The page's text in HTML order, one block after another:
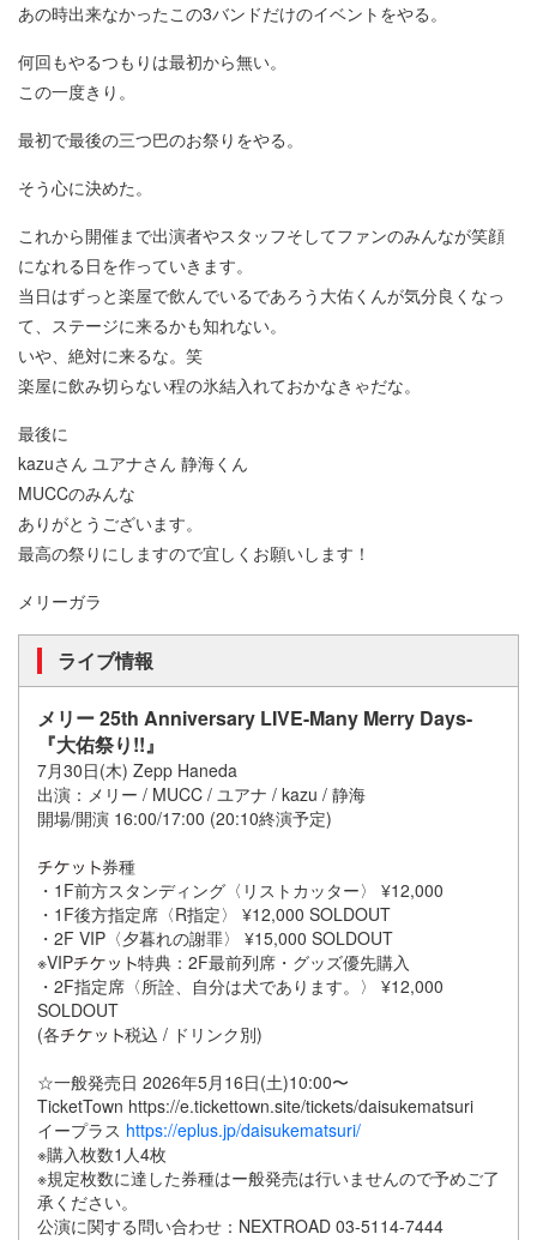
あの時出来なかったこの3バンドだけのイベントをやる。
何回もやるつもりは最初から無い。
この一度きり。
最初で最後の三つ巴のお祭りをやる。
そう心に決めた。
これから開催まで出演者やスタッフそしてファンのみんなが笑顔
になれる日を作っていきます。
当日はずっと楽屋で飲んでいるであろう大佑くんが気分良くなっ
て、ステージに来るかも知れない。
いや、絶対に来るな。笑
楽屋に飲み切らない程の氷結入れておかなきゃだな。
最後に
kazuさん ユアナさん 静海くん
MUCCのみんな
ありがとうございます。
最高の祭りにしますので宜しくお願いします！
メリーガラ
ライブ情報
メリー 25th Anniversary LIVE-Many Merry Days-
『大佑祭り!!』
7月30日(木) Zepp Haneda
出演：メリー / MUCC / ユアナ / kazu / 静海
開場/開演 16:00/17:00 (20:10終演予定)
券種
・1F前方スタンディング〈リストカッター〉 ¥12,000
・1F後方指定席〈R指定〉 ¥12,000 SOLDOUT
・2F VIP〈夕暮れの謝罪〉 ¥15,000 SOLDOUT
※VIP
特典：2F最前列席・グッズ優先購入
・2F指定席〈所詮、自分は犬であります。〉 ¥12,000
SOLDOUT
(各
税込 / ドリンク別)
☆一般発売日 2026年5月16日(土)10:00〜
TicketTown https://e.tickettown.site/tickets/daisukematsuri
イープラス https://eplus.jp/daisukematsuri/
※購入枚数1人4枚
※規定枚数に達した券種はー般発売は行いませんので予めご了
承ください。
公演に関する問い合わせ：NEXTROAD 03-5114-7444